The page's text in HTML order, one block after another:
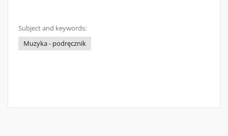
Subject and keywords:
Muzyka - podręcznik